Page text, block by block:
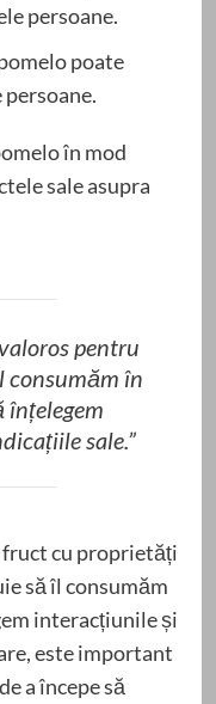
persoane.
poate
în mod
sale asupra
pentru
consumăm în
înțelegem
sale.”
fruct cu proprietăți
să îl consumăm
interacțiunile și
este important
a începe să